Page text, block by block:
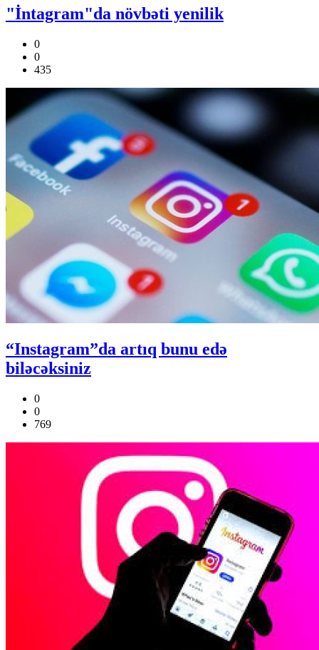
"İntagram"da növbəti yenilik
0
0
435
“Instagram”da artıq bunu edə
biləcəksiniz
0
0
769